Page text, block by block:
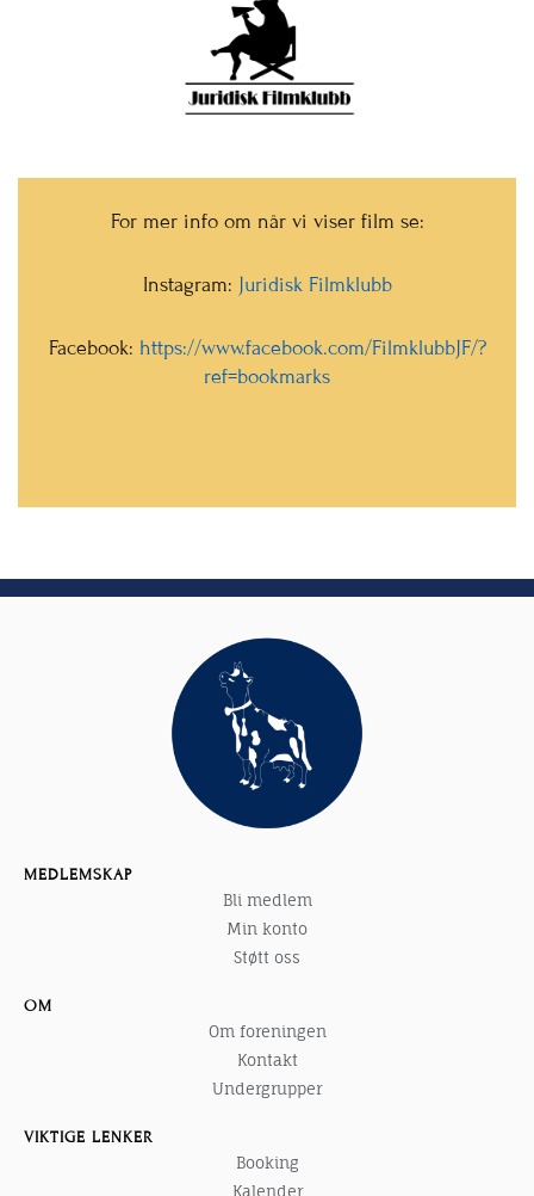
o
o
k
a
m
For mer info om når vi viser film se:
Instagram: Juridisk Filmklubb
Facebook: https://www.facebook.com/FilmklubbJF/?
ref=bookmarks
MEDLEMSKAP
Bli medlem
Min konto
Støtt oss
OM
Om foreningen
Kontakt
Undergrupper
VIKTIGE LENKER
Booking
Kalender